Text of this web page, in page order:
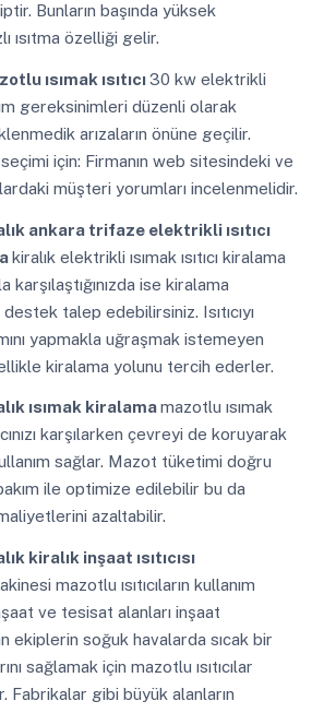
Bunların başında yüksek
ısıtma özelliği gelir.
ısımak ısıtıcı30 kw elektrikli
gereksinimleri düzenli olarak
arızaların önüne geçilir.
için: Firmanın web sitesindeki ve
müşteri yorumları incelenmelidir.
ankara trifaze elektrikli ısıtıcı
kiralık elektrikli ısımak ısıtıcı kiralama
ise kiralama
talep edebilirsiniz. Isıtıcıyı
yapmakla uğraşmak istemeyen
kiralama yolunu tercih ederler.
ısımak kiralamamazotlu ısımak
karşılarken çevreyi de koruyarak
sağlar. Mazot tüketimi doğru
ile optimize edilebilir bu da
azaltabilir.
kiralık inşaat ısıtıcısı
mazotlu ısıtıcıların kullanım
ve tesisat alanları inşaat
ekiplerin soğuk havalarda sıcak bir
sağlamak için mazotlu ısıtıcılar
Fabrikalar gibi büyük alanların